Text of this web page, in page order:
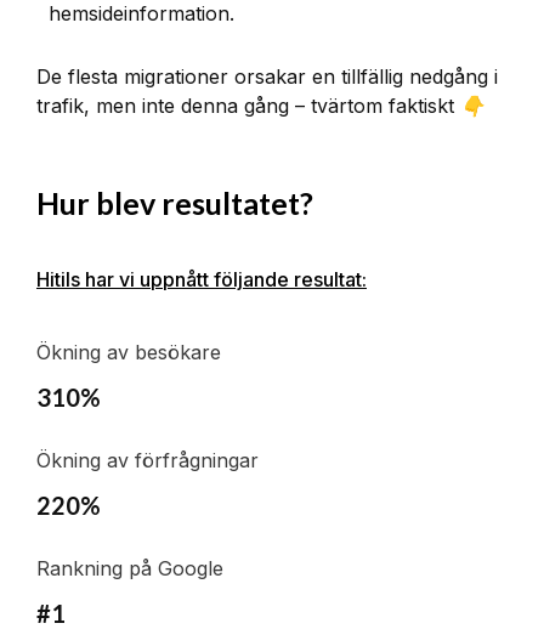
hemsideinformation.
De flesta migrationer orsakar en tillfällig nedgång i
trafik, men inte denna gång – tvärtom faktiskt 👇
Hur blev resultatet?
Hitils har vi uppnått följande resultat:
Ökning av besökare
310%
Ökning av förfrågningar
220%
Rankning på Google
#1